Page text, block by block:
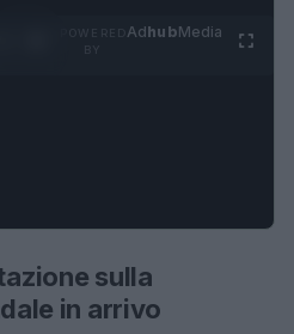
AdhubMedia
sulla
in arrivo